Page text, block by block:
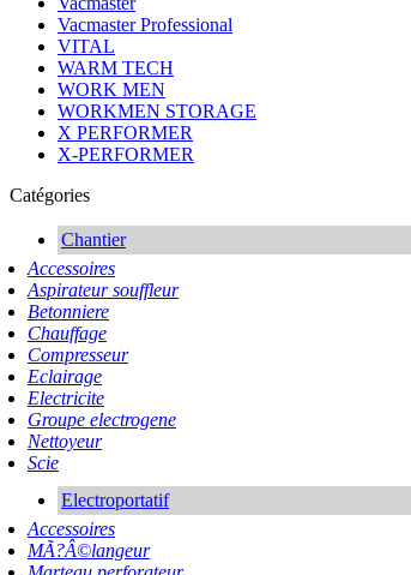
Vacmaster Professional
VITAL
WARM TECH
WORK MEN
WORKMEN STORAGE
X PERFORMER
X-PERFORMER
Catégories
Chantier
Accessoires
Aspirateur souffleur
Betonniere
Chauffage
Compresseur
Eclairage
Electricite
Groupe electrogene
Nettoyeur
Scie
Electroportatif
Accessoires
MÃ?Â©langeur